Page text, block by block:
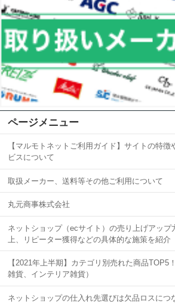
ページメニュー
【マルモトネットご利用ガイド】サイトの特徴
ビスについて
取扱メーカー、送料等その他ご利用について
丸元商事株式会社
ネットショップ（ecサイト）の売り上げアップ
上、リピーター獲得などの具体的な施策を紹介
【2021年上半期】カテゴリ別売れた商品TOP5
雑貨、インテリア雑貨）
ネットショップの仕入れ先選びは欠品ロスにつ